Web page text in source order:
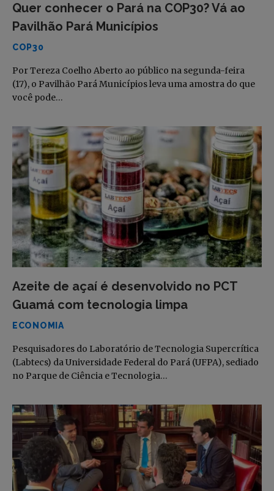
Quer conhecer o Pará na COP30? Vá ao
Pavilhão Pará Municípios
COP30
Por Tereza Coelho Aberto ao público na segunda-feira
(17), o Pavilhão Pará Municípios leva uma amostra do que
você pode…
Azeite de açaí é desenvolvido no PCT
Guamá com tecnologia limpa
ECONOMIA
Pesquisadores do Laboratório de Tecnologia Supercrítica
(Labtecs) da Universidade Federal do Pará (UFPA), sediado
no Parque de Ciência e Tecnologia…